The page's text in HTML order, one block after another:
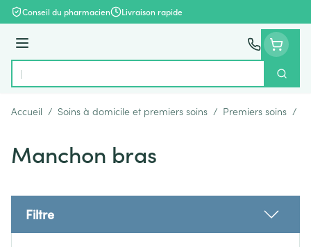
Aller au contenu
Conseil du pharmacien Livraison rapide
Menu
Rechercher
Accueil / Soins à domicile et premiers soins / Premiers soins /
Manchon bras
Filtre